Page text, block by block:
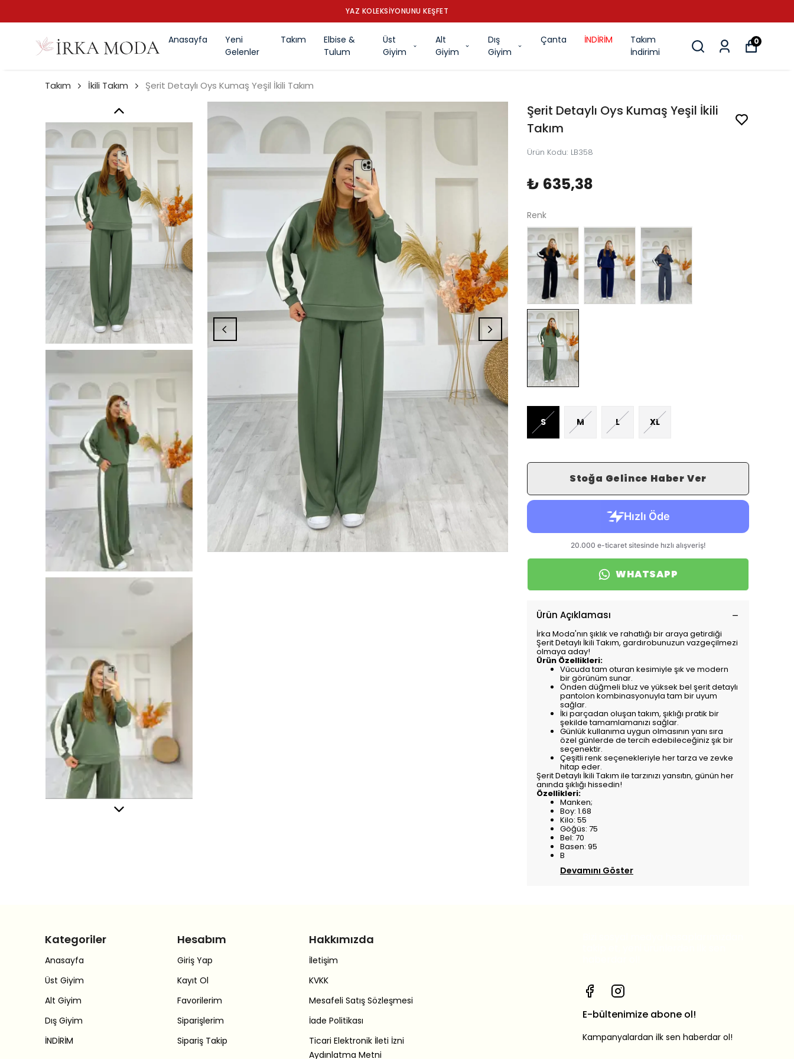
YAZ KOLEKSİYONUNU KEŞFET
Anasayfa
Yeni
Gelenler
Takım
Elbise &
Tulum
Üst
Giyim
Alt
Giyim
Dış
Giyim
Çanta İNDİRİM
Takım
İndirimi
0
Takım İkili Takım Şerit Detaylı Oys Kumaş Yeşil İkili Takım
Şerit Detaylı Oys Kumaş Yeşil İkili
Takım
Ürün Kodu: LB358
₺ 635,38
Renk
S M L XL
Stoğa Gelince Haber Ver
WHATSAPP
Ürün Açıklaması
İrka Moda'nın şıklık ve rahatlığı bir araya getirdiği
Şerit Detaylı İkili Takım, gardırobunuzun vazgeçilmezi
olmaya aday!
Ürün Özellikleri:
Vücuda tam oturan kesimiyle şık ve modern
bir görünüm sunar.
Önden düğmeli bluz ve yüksek bel şerit detaylı
pantolon kombinasyonuyla tam bir uyum
sağlar.
İki parçadan oluşan takım, şıklığı pratik bir
şekilde tamamlamanızı sağlar.
Günlük kullanıma uygun olmasının yanı sıra
özel günlerde de tercih edebileceğiniz şık bir
seçenektir.
Çeşitli renk seçenekleriyle her tarza ve zevke
hitap eder.
Şerit Detaylı İkili Takım ile tarzınızı yansıtın, günün her
anında şıklığı hissedin!
Özellikleri:
Manken;
Boy: 1.68
Kilo: 55
Göğüs: 75
Bel: 70
Basen: 95
B
Devamını Göster
Kategoriler
Anasayfa
Üst Giyim
Alt Giyim
Dış Giyim
İNDİRİM
Hesabım
Giriş Yap
Kayıt Ol
Favorilerim
Siparişlerim
Sipariş Takip
Hakkımızda
İletişim
KVKK
Mesafeli Satış Sözleşmesi
İade Politikası
Ticari Elektronik İleti İzni
Aydınlatma Metni
E-bültenimize abone ol!
Kampanyalardan ilk sen haberdar ol!